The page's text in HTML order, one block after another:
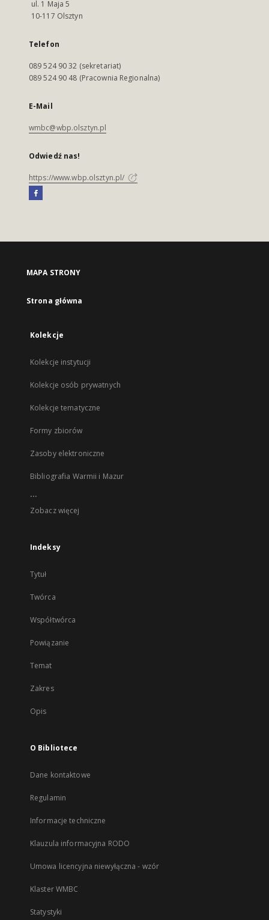
ul. 1 Maja 5
10-117 Olsztyn
Telefon
089 524 90 32 (sekretariat)
089 524 90 48 (Pracownia Regionalna)
E-Mail
wmbc@wbp.olsztyn.pl
Odwiedź nas!
https://www.wbp.olsztyn.pl/
MAPA STRONY
Strona główna
Kolekcje
Kolekcje instytucji
Kolekcje osób prywatnych
Kolekcje tematyczne
Formy zbiorów
Zasoby elektroniczne
Bibliografia Warmii i Mazur
...
Zobacz więcej
Indeksy
Tytuł
Twórca
Współtwórca
Powiązanie
Temat
Zakres
Opis
O Bibliotece
Dane kontaktowe
Regulamin
Informacje techniczne
Klauzula informacyjna RODO
Umowa licencyjna niewyłączna - wzór
Klaster WMBC
Statystyki